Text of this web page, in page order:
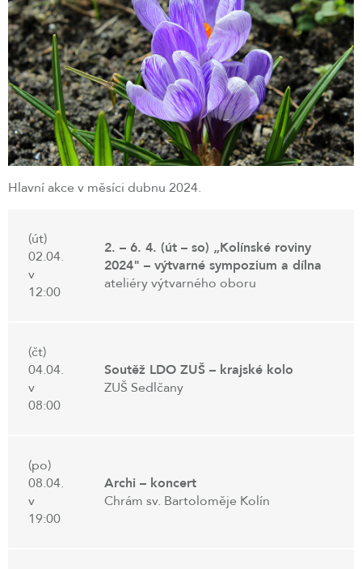
Hlavní akce v měsíci dubnu 2024.
(út)
02.04.
v
12:00
2. – 6. 4. (út – so) „Kolínské roviny
2024" – výtvarné sympozium a dílna
ateliéry výtvarného oboru
(čt)
04.04.
v
08:00
Soutěž LDO ZUŠ – krajské kolo
ZUŠ Sedlčany
(po)
08.04.
v
19:00
Archi – koncert
Chrám sv. Bartoloměje Kolín